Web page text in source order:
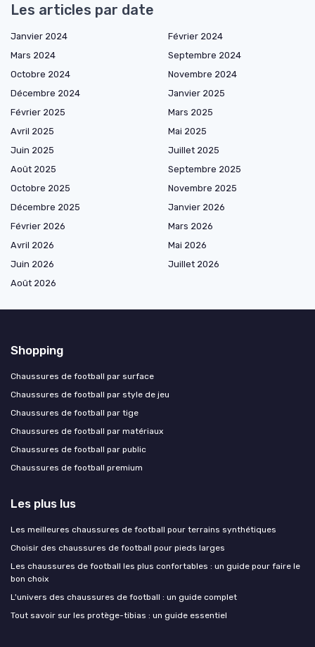
Les articles par date
Janvier 2024
Février 2024
Mars 2024
Septembre 2024
Octobre 2024
Novembre 2024
Décembre 2024
Janvier 2025
Février 2025
Mars 2025
Avril 2025
Mai 2025
Juin 2025
Juillet 2025
Août 2025
Septembre 2025
Octobre 2025
Novembre 2025
Décembre 2025
Janvier 2026
Février 2026
Mars 2026
Avril 2026
Mai 2026
Juin 2026
Juillet 2026
Août 2026
Shopping
Chaussures de football par surface
Chaussures de football par style de jeu
Chaussures de football par tige
Chaussures de football par matériaux
Chaussures de football par public
Chaussures de football premium
Les plus lus
Les meilleures chaussures de football pour terrains synthétiques
Choisir des chaussures de football pour pieds larges
Les chaussures de football les plus confortables : un guide pour faire le
bon choix
L'univers des chaussures de football : un guide complet
Tout savoir sur les protège-tibias : un guide essentiel